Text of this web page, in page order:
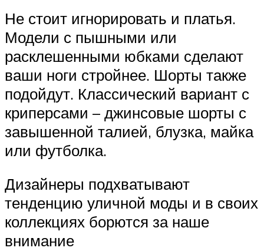
Не стоит игнорировать и платья.
Модели с пышными или
расклешенными юбками сделают
ваши ноги стройнее. Шорты также
подойдут. Классический вариант с
криперсами – джинсовые шорты с
завышенной талией, блузка, майка
или футболка.
Дизайнеры подхватывают
тенденцию уличной моды и в своих
коллекциях борются за наше
внимание